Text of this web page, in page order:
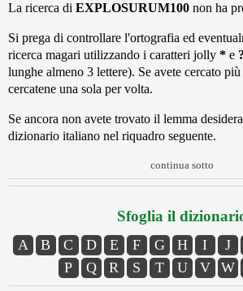
La ricerca di EXPLOSURUM100 non ha
Si prega di controllare l'ortografia ed
ricerca magari utilizzando i caratteri jolly * e ?
lunghe almeno 3 lettere). Se avete cercato
cercatene una sola per volta.
Se ancora non avete trovato il lemma
dizionario italiano nel riquadro seguente.
continua sotto
Sfoglia il
A B C D E F G H I J
P
Q R S T U V W